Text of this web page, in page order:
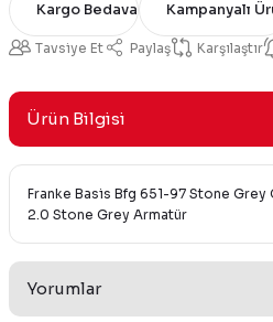
Kargo Bedava Kampanyalı
Tavsiye Et Paylaş Karşılaştır
Ürün Bilgisi
Franke Basis Bfg 651-97 Stone
2.0 Stone Grey Armatür
Yorumlar